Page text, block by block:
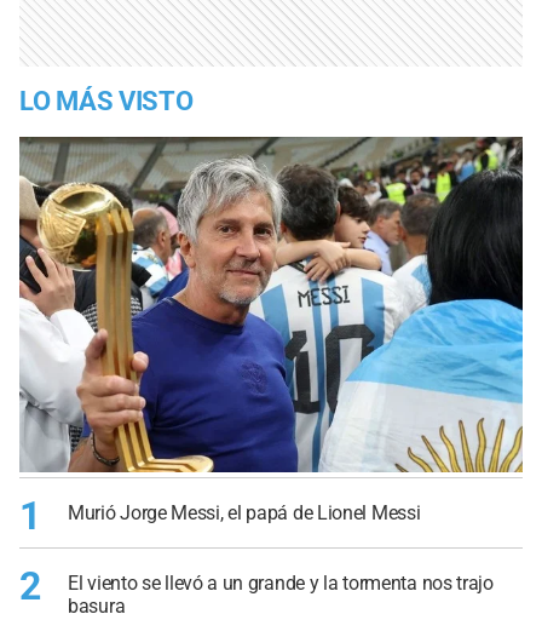
LO MÁS VISTO
1 Murió Jorge Messi, el papá de Lionel Messi
2
El viento se llevó a un grande y la tormenta nos trajo
basura